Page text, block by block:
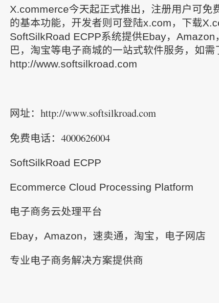
X.commerce今天起正式推出，注册用户可免
的基本功能，开发者则可登陆x.com，下载
SoftSilkRoad ECPP系统提供Ebay，Amazon
巴，淘宝等电子商城的一站式软件服务，如需
http://www.softsilkroad.com
网址： http://www.softsilkroad.com
免费电话： 4000626004
SoftSilkRoad ECPP
Ecommerce Cloud Processing Platform
电子商务云处理平台
Ebay，Amazon，速卖通，淘宝，电子网店
专业电子商务解决方案提供商